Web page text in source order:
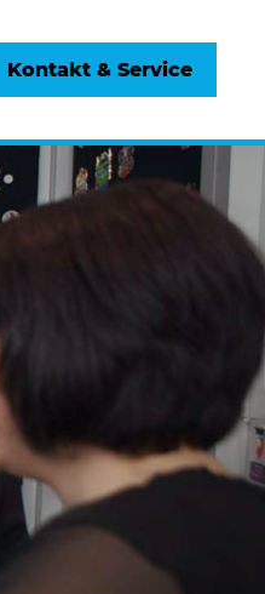
Kontakt & Service